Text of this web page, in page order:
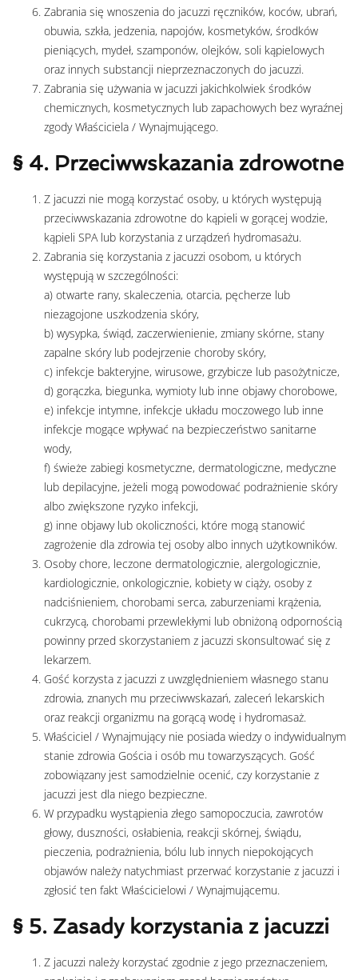
Zabrania się wnoszenia do jacuzzi ręczników, koców, ubrań,
obuwia, szkła, jedzenia, napojów, kosmetyków, środków
pieniących, mydeł, szamponów, olejków, soli kąpielowych
oraz innych substancji nieprzeznaczonych do jacuzzi.
Zabrania się używania w jacuzzi jakichkolwiek środków
chemicznych, kosmetycznych lub zapachowych bez wyraźnej
zgody Właściciela / Wynajmującego.
§ 4. Przeciwwskazania zdrowotne
Z jacuzzi nie mogą korzystać osoby, u których występują
przeciwwskazania zdrowotne do kąpieli w gorącej wodzie,
kąpieli SPA lub korzystania z urządzeń hydromasażu.
Zabrania się korzystania z jacuzzi osobom, u których
występują w szczególności:
a) otwarte rany, skaleczenia, otarcia, pęcherze lub
niezagojone uszkodzenia skóry,
b) wysypka, świąd, zaczerwienienie, zmiany skórne, stany
zapalne skóry lub podejrzenie choroby skóry,
c) infekcje bakteryjne, wirusowe, grzybicze lub pasożytnicze,
d) gorączka, biegunka, wymioty lub inne objawy chorobowe,
e) infekcje intymne, infekcje układu moczowego lub inne
infekcje mogące wpływać na bezpieczeństwo sanitarne
wody,
f) świeże zabiegi kosmetyczne, dermatologiczne, medyczne
lub depilacyjne, jeżeli mogą powodować podrażnienie skóry
albo zwiększone ryzyko infekcji,
g) inne objawy lub okoliczności, które mogą stanowić
zagrożenie dla zdrowia tej osoby albo innych użytkowników.
Osoby chore, leczone dermatologicznie, alergologicznie,
kardiologicznie, onkologicznie, kobiety w ciąży, osoby z
nadciśnieniem, chorobami serca, zaburzeniami krążenia,
cukrzycą, chorobami przewlekłymi lub obniżoną odpornością
powinny przed skorzystaniem z jacuzzi skonsultować się z
lekarzem.
Gość korzysta z jacuzzi z uwzględnieniem własnego stanu
zdrowia, znanych mu przeciwwskazań, zaleceń lekarskich
oraz reakcji organizmu na gorącą wodę i hydromasaż.
Właściciel / Wynajmujący nie posiada wiedzy o indywidualnym
stanie zdrowia Gościa i osób mu towarzyszących. Gość
zobowiązany jest samodzielnie ocenić, czy korzystanie z
jacuzzi jest dla niego bezpieczne.
W przypadku wystąpienia złego samopoczucia, zawrotów
głowy, duszności, osłabienia, reakcji skórnej, świądu,
pieczenia, podrażnienia, bólu lub innych niepokojących
objawów należy natychmiast przerwać korzystanie z jacuzzi i
zgłosić ten fakt Właścicielowi / Wynajmującemu.
§ 5. Zasady korzystania z jacuzzi
Z jacuzzi należy korzystać zgodnie z jego przeznaczeniem,